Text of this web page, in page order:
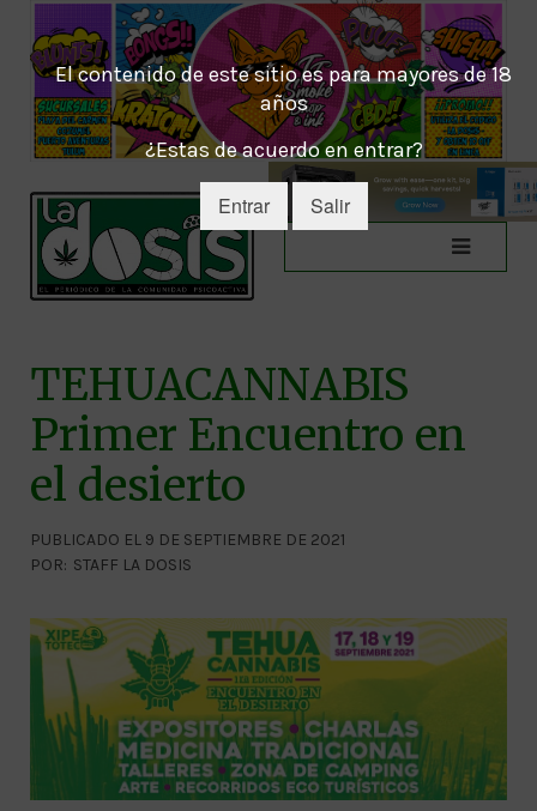
El contenido de este sitio es para mayores de 18
años
¿Estas de acuerdo en entrar?
Entrar Salir
TEHUACANNABIS
Primer Encuentro en
el desierto
PUBLICADO EL 9 DE SEPTIEMBRE DE 2021
POR: STAFF LA DOSIS